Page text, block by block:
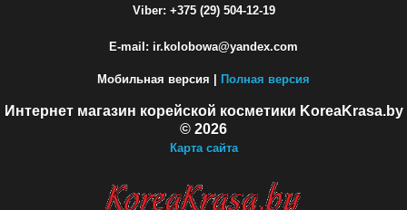
Viber: +375 (29) 504-12-19
E-mail: ir.kolobowa@yandex.com
Мобильная версия | Полная версия
Интернет магазин корейской косметики KoreaKrasa.by
© 2026
Карта сайта